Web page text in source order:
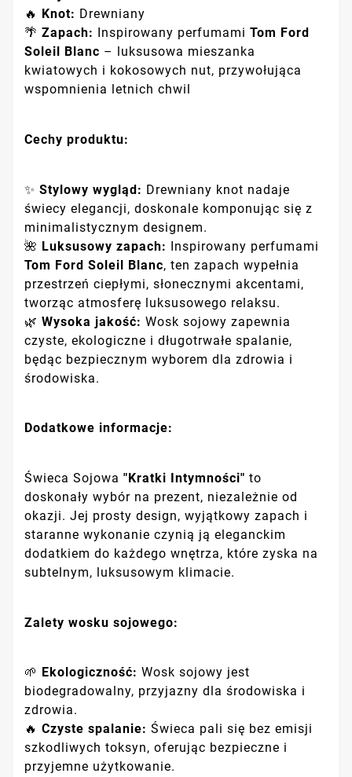
🔥
Knot: Drewniany
🌴 Zapach: Inspirowany perfumami Tom Ford
Soleil Blanc – luksusowa mieszanka
kwiatowych i kokosowych nut, przywołująca
wspomnienia letnich chwil
Cechy produktu:
✨ Stylowy wygląd: Drewniany knot nadaje
świecy elegancji, doskonale komponując się z
minimalistycznym designem.
🌺 Luksusowy zapach: Inspirowany perfumami
Tom Ford Soleil Blanc, ten zapach wypełnia
przestrzeń ciepłymi, słonecznymi akcentami,
tworząc atmosferę luksusowego relaksu.
🌿 Wysoka jakość: Wosk sojowy zapewnia
czyste, ekologiczne i długotrwałe spalanie,
będąc bezpiecznym wyborem dla zdrowia i
środowiska.
Dodatkowe informacje:
Świeca Sojowa "Kratki Intymności" to
doskonały wybór na prezent, niezależnie od
okazji. Jej prosty design, wyjątkowy zapach i
staranne wykonanie czynią ją eleganckim
dodatkiem do każdego wnętrza, które zyska na
subtelnym, luksusowym klimacie.
Zalety wosku sojowego:
🌱 Ekologiczność: Wosk sojowy jest
biodegradowalny, przyjazny dla środowiska i
zdrowia.
🔥 Czyste spalanie: Świeca pali się bez emisji
szkodliwych toksyn, oferując bezpieczne i
przyjemne użytkowanie.